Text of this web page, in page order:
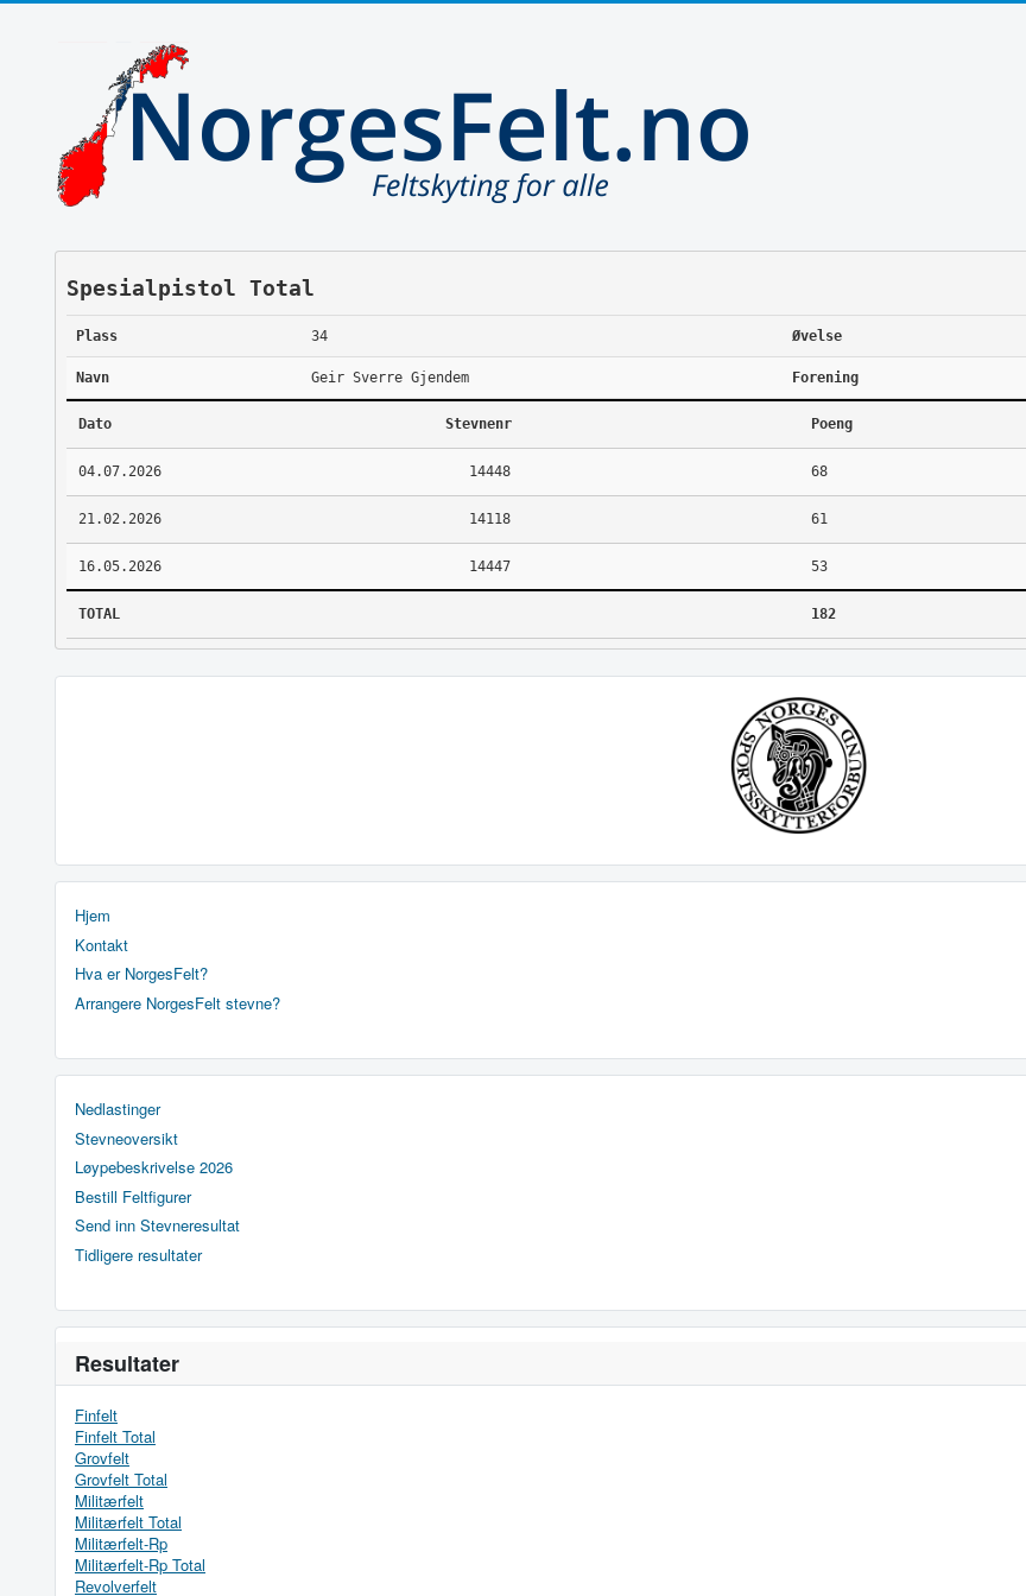
Spesialpistol Total
Plass 34 Øvelse
Navn Geir Sverre Gjendem Forening
Dato Stevnenr Poeng
04.07.2026 14448 68
21.02.2026 14118 61
16.05.2026 14447 53
TOTAL 182
Hjem
Kontakt
Hva er NorgesFelt?
Arrangere NorgesFelt stevne?
Nedlastinger
Stevneoversikt
Løypebeskrivelse 2026
Bestill Feltfigurer
Send inn Stevneresultat
Tidligere resultater
Resultater
Finfelt
Finfelt Total
Grovfelt
Grovfelt Total
Militærfelt
Militærfelt Total
Militærfelt-Rp
Militærfelt-Rp Total
Revolverfelt